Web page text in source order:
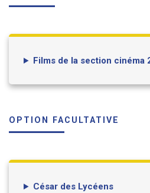
Films de la section cinéma
OPTION FACULTATIVE
César des Lycéens